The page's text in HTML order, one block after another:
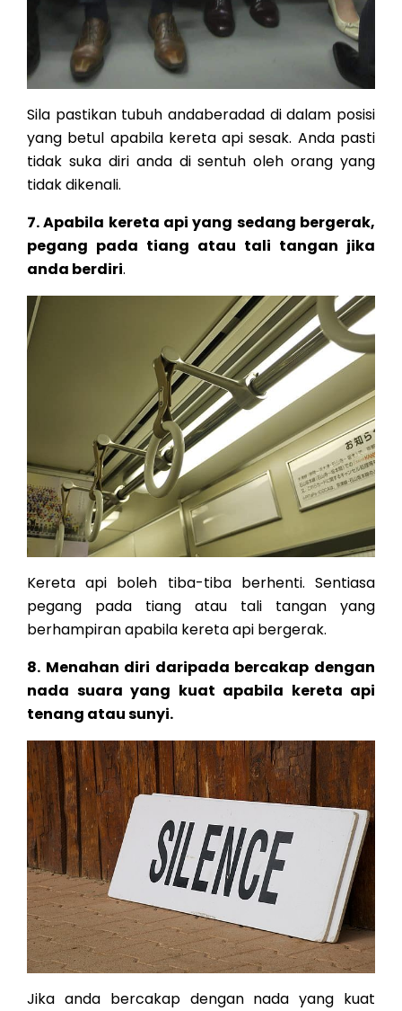
Sila pastikan tubuh andaberadad di dalam posisi
yang betul apabila kereta api sesak. Anda pasti
tidak suka diri anda di sentuh oleh orang yang
tidak dikenali.
7. Apabila kereta api yang sedang bergerak,
pegang pada tiang atau tali tangan jika
anda berdiri.
Kereta api boleh tiba-tiba berhenti. Sentiasa
pegang pada tiang atau tali tangan yang
berhampiran apabila kereta api bergerak.
8. Menahan diri daripada bercakap dengan
nada suara yang kuat apabila kereta api
tenang atau sunyi.
Jika anda bercakap dengan nada yang kuat